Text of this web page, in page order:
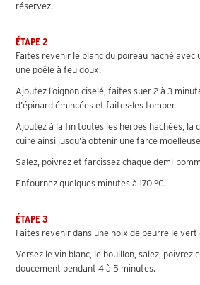
réservez.
ÉTAPE 2
Faites revenir le blanc du poireau haché avec
une poêle à feu doux.
Ajoutez l’oignon ciselé, faites suer 2 à 3
d’épinard émincées et faites-les tomber.
Ajoutez à la fin toutes les herbes hachées, la
cuire ainsi jusqu’à obtenir une farce
Salez, poivrez et farcissez chaque demi-
Enfournez quelques minutes à 170 °C.
ÉTAPE 3
Faites revenir dans une noix de beurre le vert
Versez le vin blanc, le bouillon, salez, poivrez
doucement pendant 4 à 5 minutes.